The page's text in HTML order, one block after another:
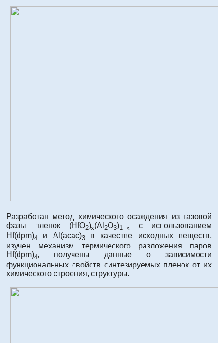
Разработан метод химического осаждения из газовой
фазы пленок (HfO2)x(Al 2O3)1−х
с использованием
Hf(dpm)4 и Al(acac)3в качестве исходных веществ,
изучен механизм термического разложения паров
Hf(dpm)4, получены данные о зависимости
функциональных свойств синтезируемых пленок от их
химического строения, структуры.